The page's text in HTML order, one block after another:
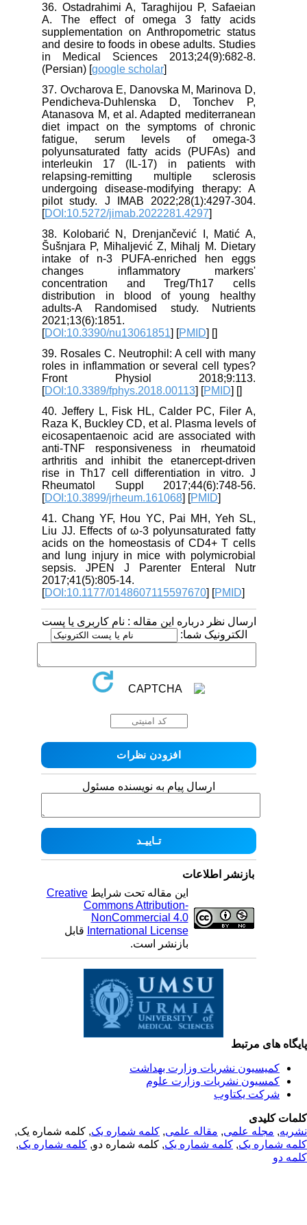
36. Ostadrahimi A, Taraghijou P, Safaeian
A. The effect of omega 3 fatty acids
supplementation on Anthropometric status
and desire to foods in obese adults. Studies
in Medical Sciences 2013;24(9):682-8.
(Persian) [google scholar
37. Ovcharova E, Danovska M, Marinova D,
Pendicheva-Duhlenska D, Tonchev P,
Atanasova M, et al. Adapted mediterranean
diet impact on the symptoms of chronic
fatigue, serum levels of omega-3
polyunsaturated fatty acids (PUFAs) and
interleukin 17 (IL-17) in patients with
relapsing-remitting multiple sclerosis
undergoing disease-modifying therapy: A
pilot study. J IMAB 2022;28(1):4297-304.
[DOI:10.5272/jimab.2022281.4297
38. Kolobarić N, Drenjančević I, Matić A,
Šušnjara P, Mihaljević Z, Mihalj M. Dietary
intake of n-3 PUFA-enriched hen eggs
changes inflammatory markers'
concentration and Treg/Th17 cells
distribution in blood of young healthy
adults-A Randomised study. Nutrients
2021;13(6):1851.
[DOI:10.3390/nu13061851] [PMID] [
39. Rosales C. Neutrophil: A cell with many
roles in inflammation or several cell types?
Front Physiol 2018;9:113.
[DOI:10.3389/fphys.2018.00113] [PMID] [
40. Jeffery L, Fisk HL, Calder PC, Filer A,
Raza K, Buckley CD, et al. Plasma levels of
eicosapentaenoic acid are associated with
anti-TNF responsiveness in rheumatoid
arthritis and inhibit the etanercept-driven
rise in Th17 cell differentiation in vitro. J
Rheumatol Suppl 2017;44(6):748-56.
[DOI:10.3899/jrheum.161068] [PMID
41. Chang YF, Hou YC, Pai MH, Yeh SL,
Liu JJ. Effects of ω-3 polyunsaturated fatty
acids on the homeostasis of CD4+ T cells
and lung injury in mice with polymicrobial
sepsis. JPEN J Parenter Enteral Nutr
2017;41(5):805-14.
[DOI:10.1177/0148607115597670] [PMID
ارسال نظر درباره این مقاله : نام کاربری یا پست
الکترونیک شما:
ارسال پیام به نویسنده مسئول
بازنشر اطلاعات
این مقاله تحت شرایطCreative
Commons Attribution-
NonCommercial 4.0
International Licenseقابل
بازنشر است.
های مرتبط
کمیسیون نشریات وزارت بهداشت
کمسیون نشریات وزارت علوم
شرکت یکتاوب
کلیدی
,مجله علمی, مقاله علمی, کلمه شماره یک, کلمه شماره یک,
شماره یک,کلمه شماره یک, کلمه شماره دو,کلمه شماره یک,
دو